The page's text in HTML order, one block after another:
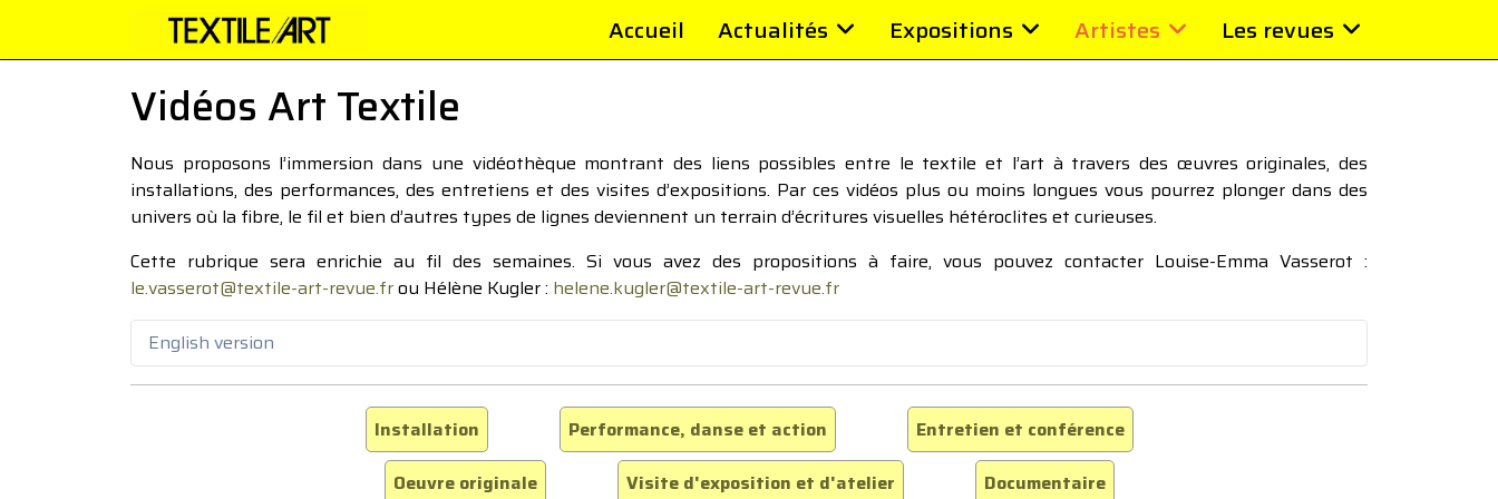
Accueil Actualités Expositions Artistes Les revues
Vidéos Art Textile
Nous proposons l’immersion dans une vidéothèque montrant des liens possibles entre le textile et l’art à travers des œuvres originales, des
installations, des performances, des entretiens et des visites d’expositions. Par ces vidéos plus ou moins longues vous pourrez plonger dans des
univers où la fibre, le fil et bien d’autres types de lignes deviennent un terrain d’écritures visuelles hétéroclites et curieuses.
Cette rubrique sera enrichie au fil des semaines. Si vous avez des propositions à faire, vous pouvez contacter Louise-Emma Vasserot :
le.vasserot@textile-art-revue.frou Hélène Kugler : helene.kugler@textile-art-revue.fr
English version
Installation Performance, danse et action
Entretien et conférence
Oeuvre originale
Visite d'exposition et d'atelier Documentaire